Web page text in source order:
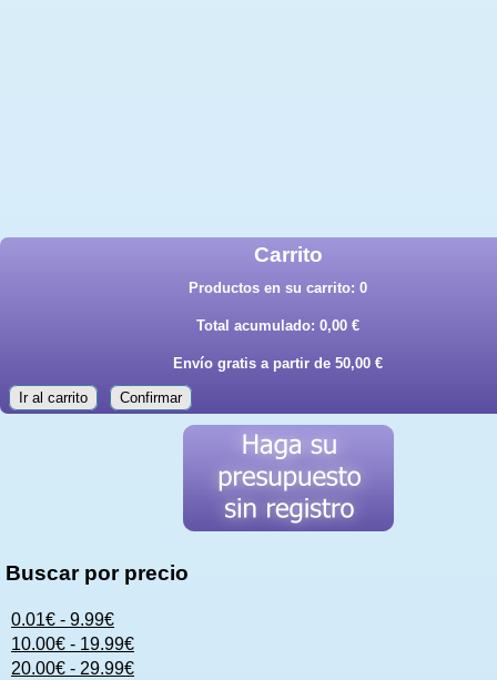
Carrito
Productos en su carrito: 0
Total acumulado: 0,00 €
Envío gratis a partir de 50,00 €
Ir al carrito Confirmar
Buscar por precio
0.01€ - 9.99€
10.00€ - 19.99€
20.00€ - 29.99€